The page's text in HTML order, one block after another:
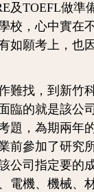
及TOEFL做準
校，心中實在
如願考上，也
難找，到新竹
臨的就是該公
題，為期兩年
前參加了研究
公司指定要的
電機、機械、